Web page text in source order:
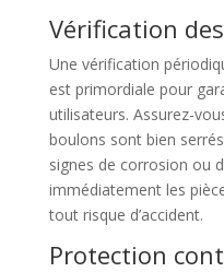
Vérification
Une vérification
est primordiale pour
utilisateurs. Assurez-
boulons sont bien
signes de corrosion ou
immédiatement les
tout risque d’accident.
Protection